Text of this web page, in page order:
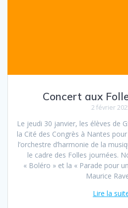
Concert aux
2 février
Le jeudi 30 janvier, les élèves de
la Cité des Congrès à Nantes
l’orchestre d’harmonie de la
le cadre des Folles journées.
« Boléro » et la « Parade pour
Maurice
Lire la